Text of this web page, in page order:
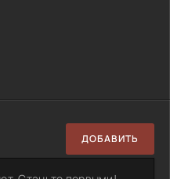
ДОБАВИТЬ